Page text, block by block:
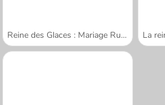
Reine des Glaces : Mariage Ruiné